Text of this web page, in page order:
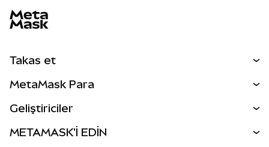
Takas et
Perps
RWA'lar
MetaMask Para
Geliştiriciler
METAMASK'İ EDİN